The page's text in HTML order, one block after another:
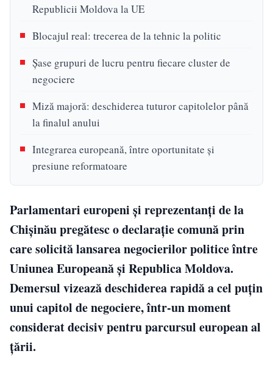
Republicii Moldova la UE
Blocajul real: trecerea de la tehnic la politic
Șase grupuri de lucru pentru fiecare cluster de
negociere
Miză majoră: deschiderea tuturor capitolelor până
la finalul anului
Integrarea europeană, între oportunitate și
presiune reformatoare
Parlamentari europeni și reprezentanți de la
Chișinău pregătesc o declarație comună prin
care solicită lansarea negocierilor politice între
Uniunea Europeană și Republica Moldova.
Demersul vizează deschiderea rapidă a cel puțin
unui capitol de negociere, într-un moment
considerat decisiv pentru parcursul european al
țării.